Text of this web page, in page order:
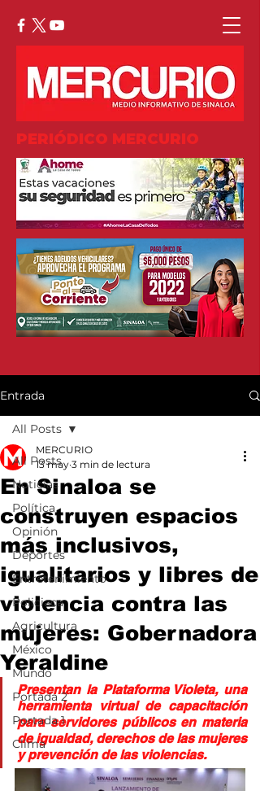
PERIÓDICO MERCURIO
Entrada
All Posts
Noticias
Política
Opinión
Deportes
Entretenimiento
Policiaca
Agricultura
México
Mundo
Portada 2
Portada 1
Clima
All Posts
En Sinaloa se
construyen espacios
más inclusivos,
igualitarios y libres de
violencia contra las
mujeres: Gobernadora
Yeraldine
MERCURIO
13 may 3 min de lectura
Presentan la Plataforma Violeta, una
herramienta virtual de capacitación
para servidores públicos en materia
de igualdad, derechos de las mujeres
y prevención de las violencias.